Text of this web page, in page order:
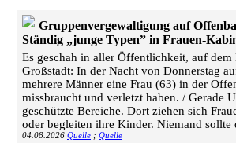
Gruppenvergewaltigung auf
Ständig „junge Typen” in Frauen-
Es geschah in aller Öffentlichkeit, auf
Großstadt: In der Nacht von Donnerstag
mehrere Männer eine Frau (63) in der
missbraucht und verletzt haben. / Gerade
geschützte Bereiche. Dort ziehen sich
oder begleiten ihre Kinder. Niemand sollte
04.08.2026 Quelle ; Quelle